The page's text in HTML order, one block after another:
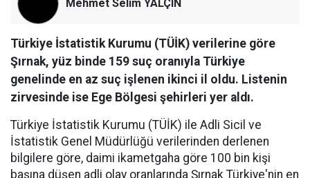
Mehmet Selim YALÇIN
Türkiye İstatistik Kurumu (TÜİK) verilerine göre
Şırnak, yüz binde 159 suç oranıyla Türkiye
genelinde en az suç işlenen ikinci il oldu. Listenin
zirvesinde ise Ege Bölgesi şehirleri yer aldı.
Türkiye İstatistik Kurumu (TÜİK) ile Adli Sicil ve
İstatistik Genel Müdürlüğü verilerinden derlenen
bilgilere göre, daimi ikametgaha göre 100 bin kişi
başına düşen adli olay oranlarında Şırnak Türkiye'nin en